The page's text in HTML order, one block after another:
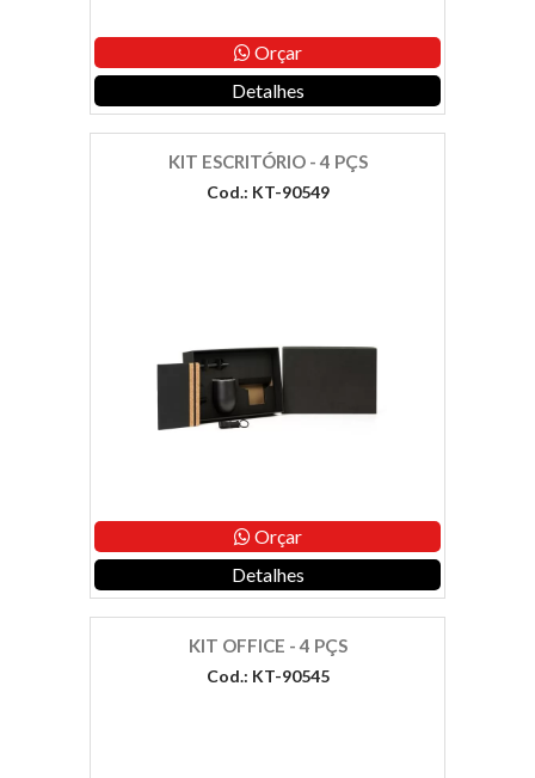
Orçar
Detalhes
KIT ESCRITÓRIO - 4 PÇS
Cod.: KT-90549
Orçar
Detalhes
KIT OFFICE - 4 PÇS
Cod.: KT-90545